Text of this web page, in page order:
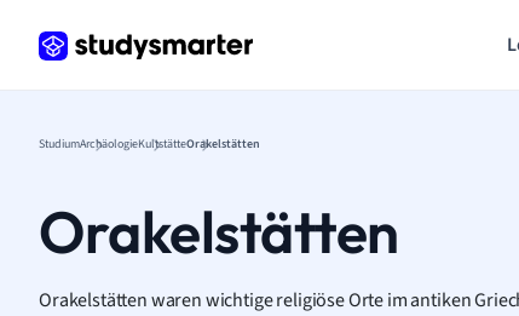
StudiumArchäologieKultstätteOrakelstätten
Orakelstätten
Orakelstätten waren wichtige religiöse Orte im antiken